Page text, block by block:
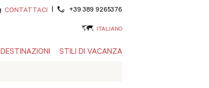
CONTATTACI | +39 389 9265376
ITALIANO
DESTINAZIONI STILI DI VACANZA